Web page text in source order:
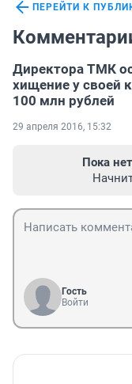
ПЕРЕЙТИ К
Директора ТМК
хищение у своей
100 млн рублей
29 апреля 2016, 15:32
Пока
Гость
Войти